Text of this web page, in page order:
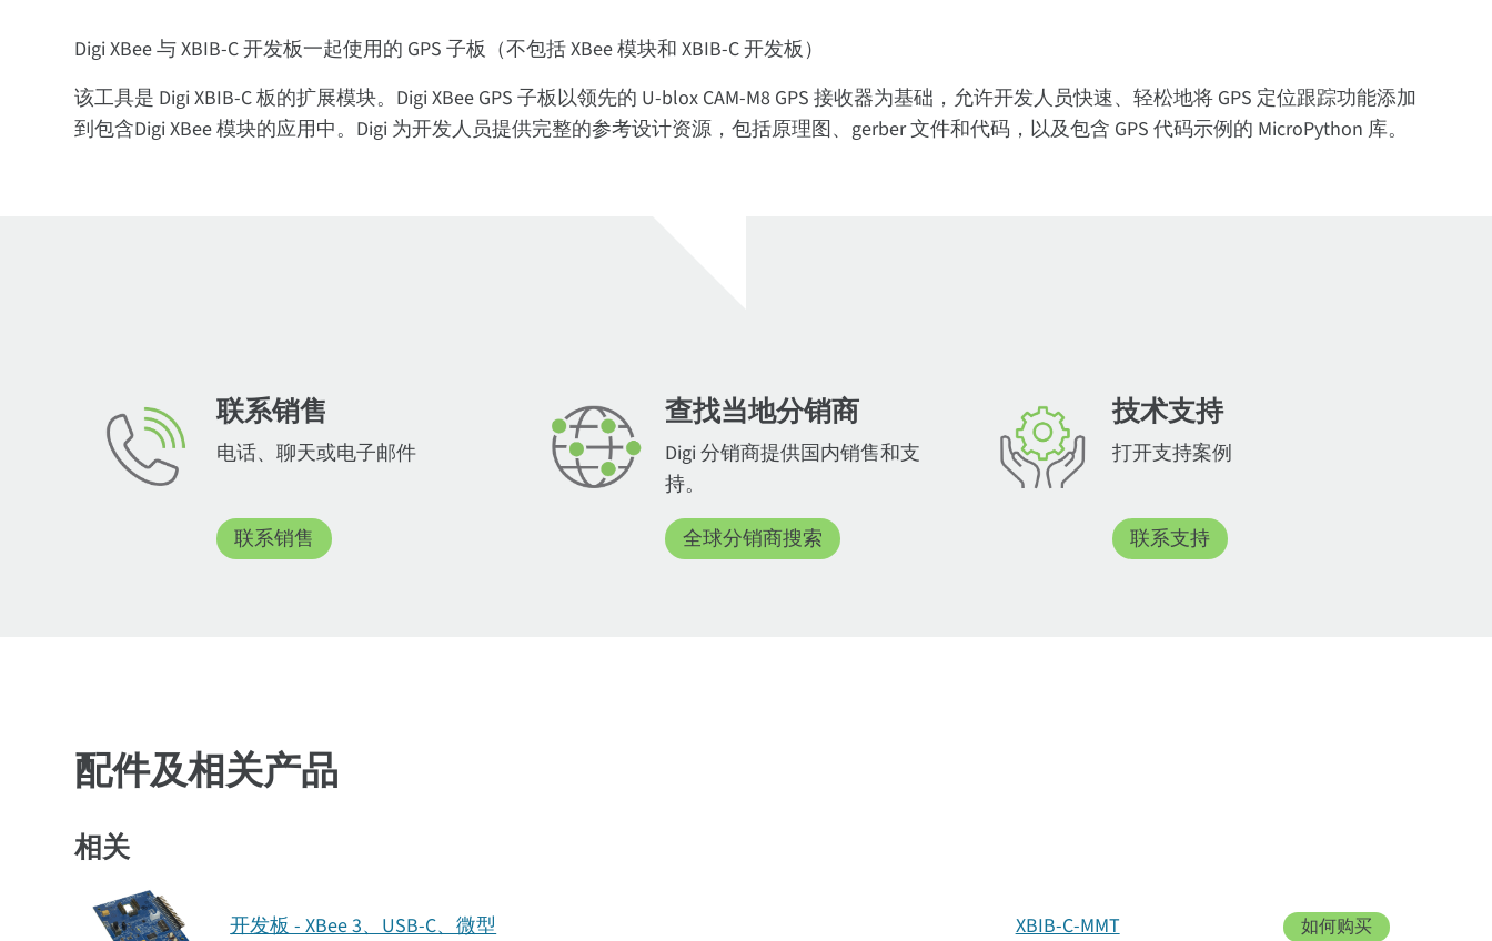
Digi XBee 与 XBIB-C 开发板一起使用的 GPS 子板（不包括 XBee 模块和 XBIB-C 开发板）
该工具是 Digi XBIB-C 板的扩展模块。Digi XBee GPS 子板以领先的 U-blox CAM-M8 GPS 接收器为基础，允许开发人员快速、轻松地将 GPS 定位跟踪功能添加
到包含Digi XBee 模块的应用中。Digi 为开发人员提供完整的参考设计资源，包括原理图、gerber 文件和代码，以及包含 GPS 代码示例的 MicroPython 库。
联系销售
电话、聊天或电子邮件
联系销售
查找当地分销商
Digi 分销商提供国内销售和支
持。
全球分销商搜索
技术支持
打开支持案例
联系支持
配件及相关产品
相关
开发板 - XBee 3、USB-C、微型 XBIB-C-MMT 如何购买